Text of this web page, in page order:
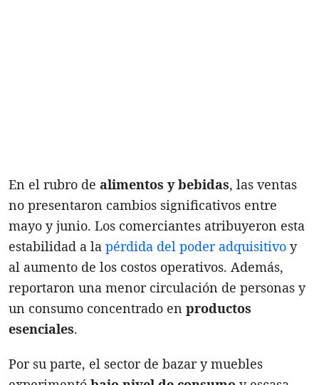
En el rubro de alimentos y bebidas, las ventas
no presentaron cambios significativos entre
mayo y junio. Los comerciantes atribuyeron esta
estabilidad a la pérdida del poder adquisitivo y
al aumento de los costos operativos. Además,
reportaron una menor circulación de personas y
un consumo concentrado en productos
esenciales.
Por su parte, el sector de bazar y muebles